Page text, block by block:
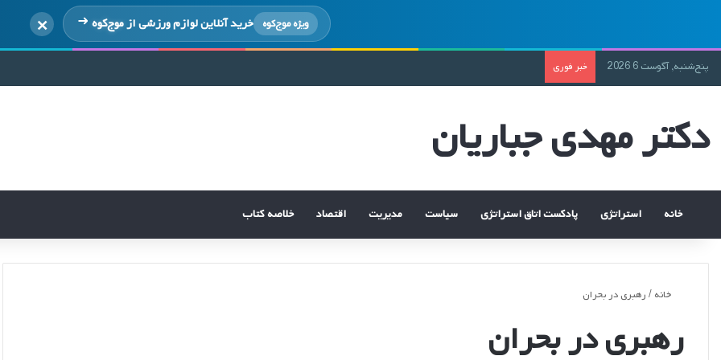
ویژه موج‌کوه خرید آنلاین لوازم ورزشی ازموج‌کوه ×
پنج‌شنبه, آگوست 6 2026 خبر فوری
دکتر مهدی جباریان
خانه استراتژی پادکست اتاق استراتژی سیاست مدیریت اقتصاد خلاصه کتاب
خانه / رهبری در بحران
رهبری در بحران